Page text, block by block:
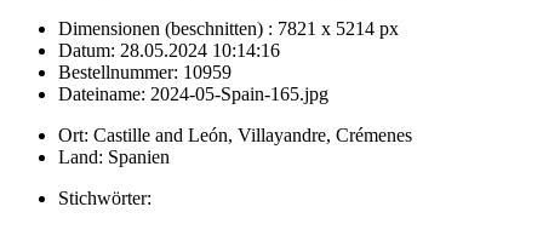
Dimensionen (beschnitten) : 7821 x 5214 px
Datum: 28.05.2024 10:14:16
Bestellnummer: 10959
Dateiname: 2024-05-Spain-165.jpg
Ort: Castille and León, Villayandre, Crémenes
Land: Spanien
Stichwörter: